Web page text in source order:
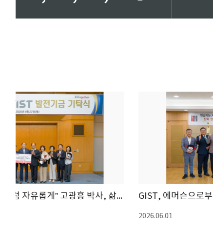
GIST, 에머슨으로부터 55억 원 규모 소프트